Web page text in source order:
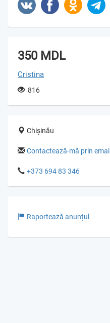
350 MDL
Cristina
816
Chișinău
Contactează-mă prin email
+373 694 83 346
Raportează anunțul